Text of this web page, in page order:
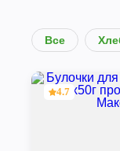
Все
4.7